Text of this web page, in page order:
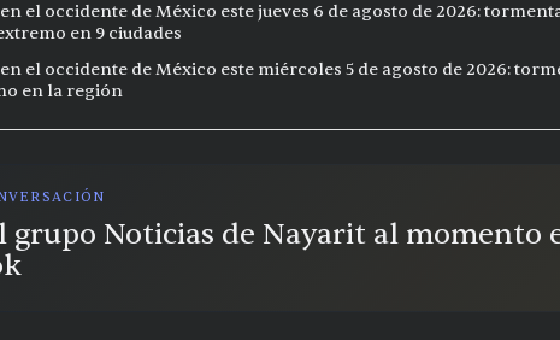
el occidente de México este jueves 6 de agosto de 2026:
en 9 ciudades
el occidente de México este miércoles 5 de agosto de 2026:
en la región
grupo Noticias de Nayarit al momento